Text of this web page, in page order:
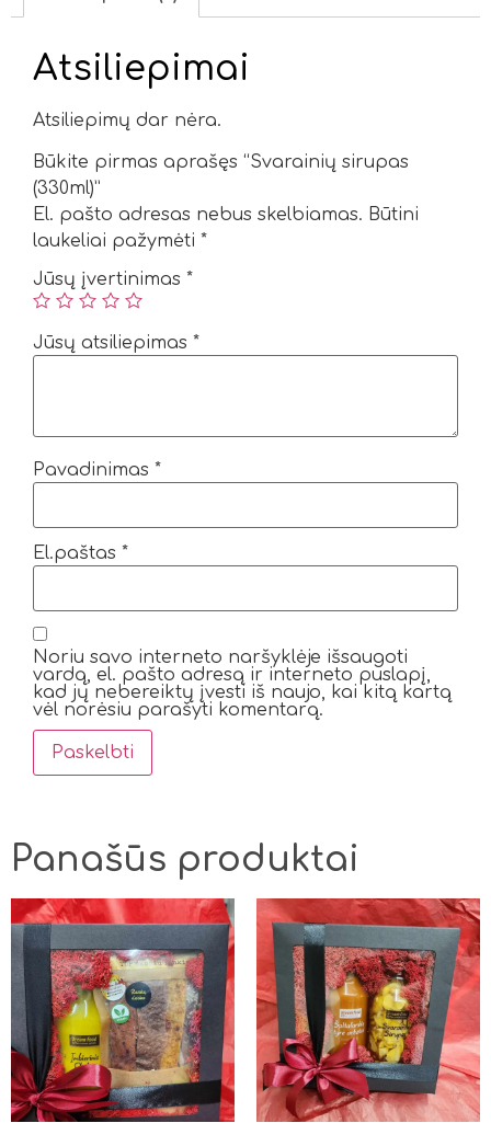
Atsiliepimai
Atsiliepimų dar nėra.
Būkite pirmas aprašęs “Svarainių sirupas
(330ml)”
El. pašto adresas nebus skelbiamas. Būtini
laukeliai pažymėti *
Jūsų įvertinimas *
Jūsų atsiliepimas *
Pavadinimas *
El.paštas *
Noriu savo interneto naršyklėje išsaugoti
vardą, el. pašto adresą ir interneto puslapį,
kad jų nebereiktų įvesti iš naujo, kai kitą kartą
vėl norėsiu parašyti komentarą.
Panašūs produktai